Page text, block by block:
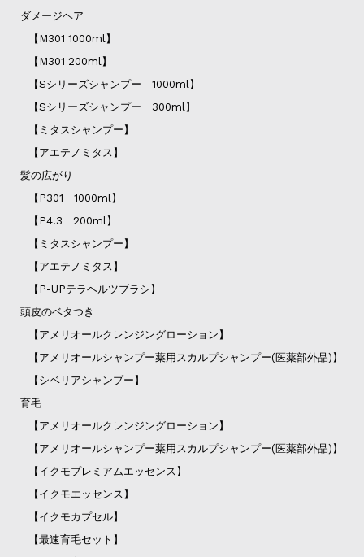
ダメージヘア
【M301 1000ml】
【M301 200ml】
【Sシリーズシャンプー 1000ml】
【Sシリーズシャンプー 300ml】
【ミタスシャンプー】
【アエテノミタス】
髪の広がり
【P301 1000ml】
【P4.3 200ml】
【ミタスシャンプー】
【アエテノミタス】
【P-UPテラヘルツブラシ】
頭皮のベタつき
【アメリオールクレンジングローション】
【アメリオールシャンプー薬用スカルプシャンプー(医薬部外品)】
【シベリアシャンプー】
育毛
【アメリオールクレンジングローション】
【アメリオールシャンプー薬用スカルプシャンプー(医薬部外品)】
【イクモプレミアムエッセンス】
【イクモエッセンス】
【イクモカプセル】
【最速育毛セット】